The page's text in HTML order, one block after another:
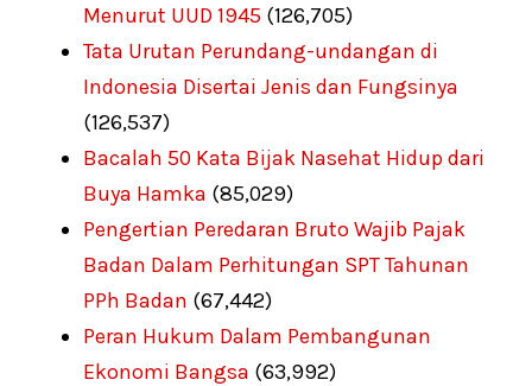
Menurut UUD 1945 (126,705)
Tata Urutan Perundang-undangan di
Indonesia Disertai Jenis dan Fungsinya
(126,537)
Bacalah 50 Kata Bijak Nasehat Hidup dari
Buya Hamka (85,029)
Pengertian Peredaran Bruto Wajib Pajak
Badan Dalam Perhitungan SPT Tahunan
PPh Badan (67,442)
Peran Hukum Dalam Pembangunan
Ekonomi Bangsa (63,992)